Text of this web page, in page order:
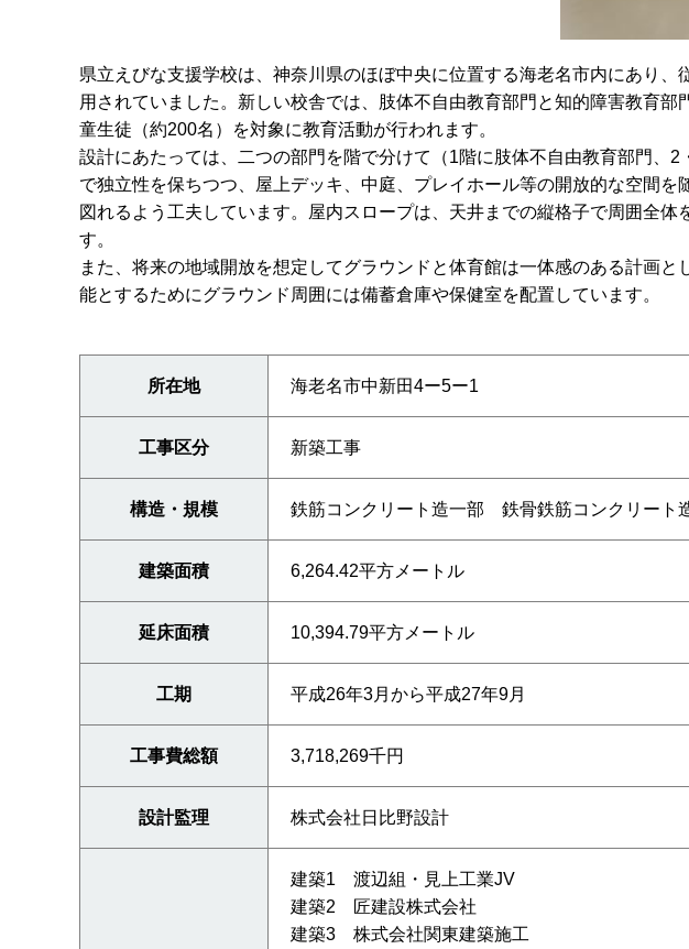
県立えびな支援学校は、神奈川県のほぼ中央に位置する海老名市内にあり
用されていました。新しい校舎では、肢体不自由教育部門と知的障害教育
童生徒（約200名）を対象に教育活動が行われます。
設計にあたっては、二つの部門を階で分けて（1階に肢体不自由教育部門、
で独立性を保ちつつ、屋上デッキ、中庭、プレイホール等の開放的な空間
図れるよう工夫しています。屋内スロープは、天井までの縦格子で周囲全
す。
また、将来の地域開放を想定してグラウンドと体育館は一体感のある計画
能とするためにグラウンド周囲には備蓄倉庫や保健室を配置しています。
所在地 海老名市中新田4ー5ー1
工事区分 新築工事
構造・規模 鉄筋コンクリート造一部 鉄骨鉄筋コンクリート
建築面積 6,264.42平方メートル
延床面積 10,394.79平方メートル
工期 平成26年3月から平成27年9月
工事費総額 3,718,269千円
設計監理 株式会社日比野設計
建築1 渡辺組・見上工業JV
建築2 匠建設株式会社
建築3 株式会社関東建築施工